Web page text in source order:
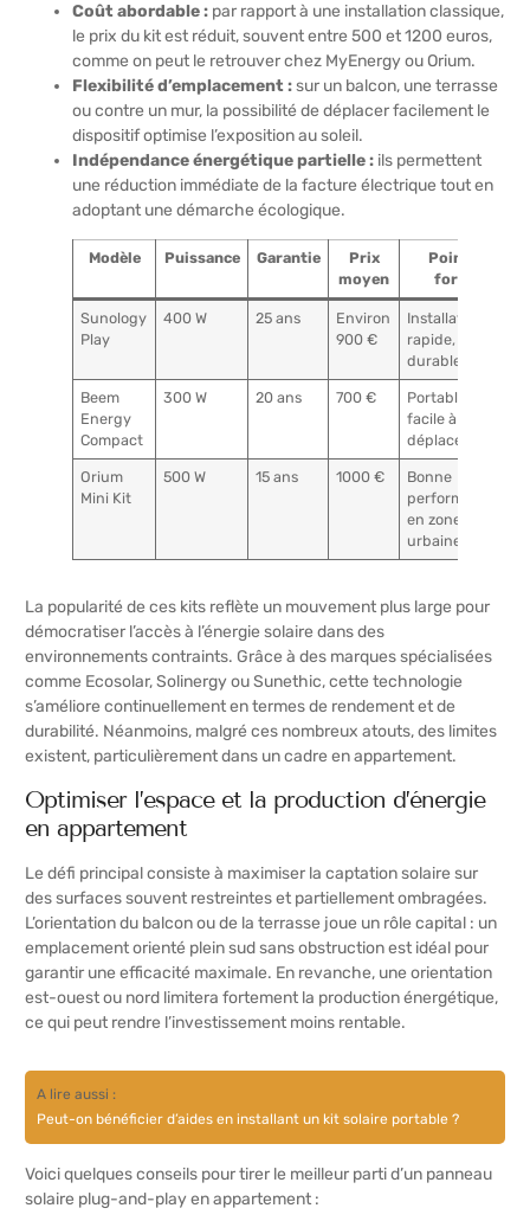
Coût abordable : par rapport à une installation classique,
le prix du kit est réduit, souvent entre 500 et 1200 euros,
comme on peut le retrouver chez MyEnergy ou Orium.
Flexibilité d’emplacement :sur un balcon, une terrasse
ou contre un mur, la possibilité de déplacer facilement le
dispositif optimise l’exposition au soleil.
Indépendance énergétique partielle : ils permettent
une réduction immédiate de la facture électrique tout en
adoptant une démarche écologique.
Modèle Puissance Garantie
Prix
moyen
Points
forts
Sunology
Play
400 W 25 ans
Environ
900 €
Installation
rapide,
durable
Beem
Energy
Compact
300 W 20 ans 700 €
Portable,
facile à
déplacer
Orium
Mini Kit
500 W 15 ans 1000 €
Bonne
performance
en zone
urbaine
La popularité de ces kits reflète un mouvement plus large pour
démocratiser l’accès à l’énergie solaire dans des
environnements contraints. Grâce à des marques spécialisées
comme Ecosolar, Solinergy ou Sunethic, cette technologie
s’améliore continuellement en termes de rendement et de
durabilité. Néanmoins, malgré ces nombreux atouts, des limites
existent, particulièrement dans un cadre en appartement.
Optimiser l’espace et la production d’énergie
en appartement
Le défi principal consiste à maximiser la captation solaire sur
des surfaces souvent restreintes et partiellement ombragées.
L’orientation du balcon ou de la terrasse joue un rôle capital : un
emplacement orienté plein sud sans obstruction est idéal pour
garantir une efficacité maximale. En revanche, une orientation
est-ouest ou nord limitera fortement la production énergétique,
ce qui peut rendre l’investissement moins rentable.
A lire aussi :
Peut-on bénéficier d’aides en installant un kit solaire portable ?
Voici quelques conseils pour tirer le meilleur parti d’un panneau
solaire plug-and-play en appartement :